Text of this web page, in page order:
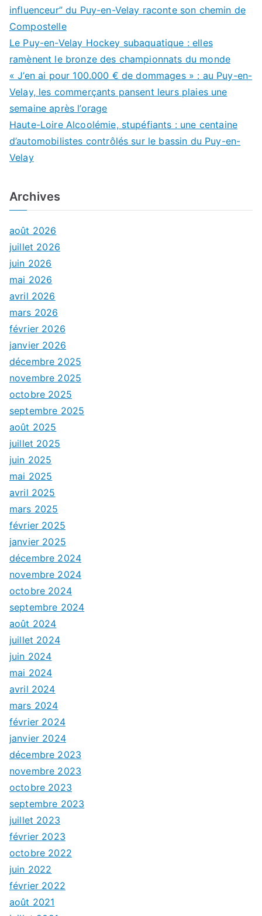
influenceur” du Puy-en-Velay raconte son chemin de
Compostelle
Le Puy-en-Velay Hockey subaquatique : elles
ramènent le bronze des championnats du monde
« J’en ai pour 100.000 € de dommages » : au Puy-en-
Velay, les commerçants pansent leurs plaies une
semaine après l’orage
Haute-Loire Alcoolémie, stupéfiants : une centaine
d’automobilistes contrôlés sur le bassin du Puy-en-
Velay
Archives
août 2026
juillet 2026
juin 2026
mai 2026
avril 2026
mars 2026
février 2026
janvier 2026
décembre 2025
novembre 2025
octobre 2025
septembre 2025
août 2025
juillet 2025
juin 2025
mai 2025
avril 2025
mars 2025
février 2025
janvier 2025
décembre 2024
novembre 2024
octobre 2024
septembre 2024
août 2024
juillet 2024
juin 2024
mai 2024
avril 2024
mars 2024
février 2024
janvier 2024
décembre 2023
novembre 2023
octobre 2023
septembre 2023
juillet 2023
février 2023
octobre 2022
juin 2022
février 2022
août 2021